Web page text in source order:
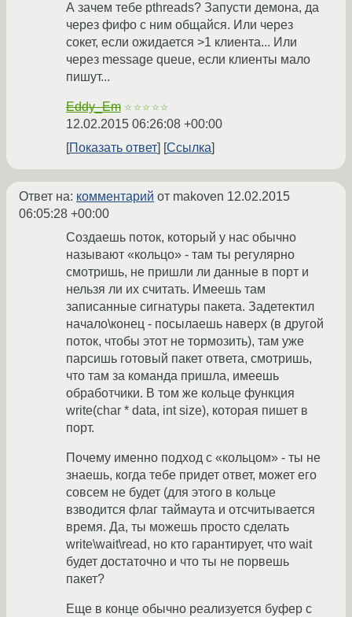
А зачем тебе pthreads? Запусти демона, да
через фифо с ним общайся. Или через
сокет, если ожидается >1 клиента... Или
через message queue, если клиенты мало
пишут...
Eddy_Em ☆☆☆☆☆
12.02.2015 06:26:08 +00:00
Показать ответ
Ссылка
Ответ на: комментарий от makoven 12.02.2015
06:05:28 +00:00
Создаешь поток, который у нас обычно
называют «кольцо» - там ты регулярно
смотришь, не пришли ли данные в порт и
нельзя ли их считать. Имеешь там
записанные сигнатуры пакета. Задетектил
начало\конец - посылаешь наверх (в другой
поток, чтобы этот не тормозить), там уже
парсишь готовый пакет ответа, смотришь,
что там за команда пришла, имеешь
обработчики. В том же кольце функция
write(char * data, int size), которая пишет в
порт.
Почему именно подход с «кольцом» - ты не
знаешь, когда тебе придет ответ, может его
совсем не будет (для этого в кольце
взводится флаг таймаута и отсчитывается
время. Да, ты можешь просто сделать
write\wait\read, но кто гарантирует, что wait
будет достаточно и что ты не порвешь
пакет?
Еще в конце обычно реализуется буфер с